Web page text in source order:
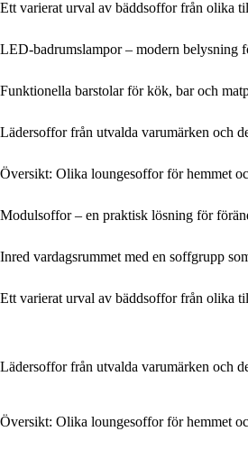
Ett varierat urval av bäddsoffor från olika
LED-badrumslampor – modern belysning
Funktionella barstolar för kök, bar och
Lädersoffor från utvalda varumärken och
Översikt: Olika loungesoffor för hemmet
Modulsoffor – en praktisk lösning för
Inred vardagsrummet med en soffgrupp
Ett varierat urval av bäddsoffor från olika
Lädersoffor från utvalda varumärken och
Översikt: Olika loungesoffor för hemmet